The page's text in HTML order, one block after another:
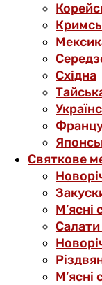
Східна
Святкове
М’ясні
М’ясні